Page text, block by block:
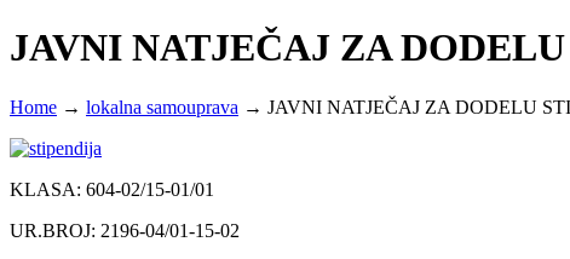
JAVNI NATJEČAJ ZA
Home → lokalna samouprava → JAVNI NATJEČAJ ZA DODELU
KLASA: 604-02/15-01/01
UR.BROJ: 2196-04/01-15-02